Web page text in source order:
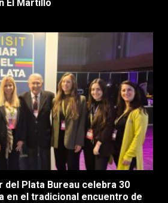
El Martillo
del Plata Bureau celebra 30
en el tradicional encuentro de